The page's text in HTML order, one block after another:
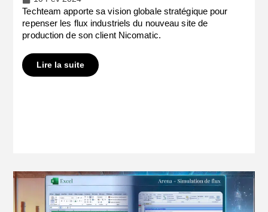
Techteam apporte sa vision globale stratégique pour
repenser les flux industriels du nouveau site de
production de son client Nicomatic.
Lire la suite